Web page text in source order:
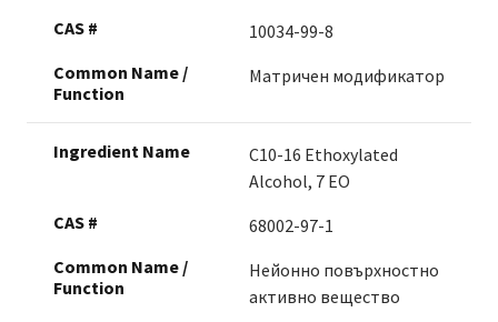
10034-99-8
Матричен модификатор
C10-16 Ethoxylated
Alcohol, 7 EO
68002-97-1
Нейонно повърхностно
активно вещество